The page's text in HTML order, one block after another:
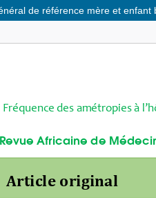
de référence mère et